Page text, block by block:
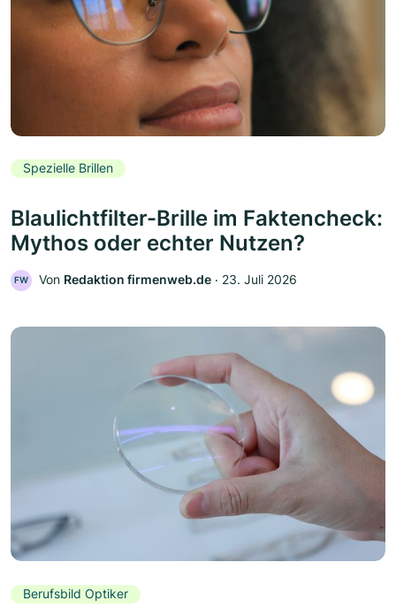
Spezielle Brillen
Blaulichtfilter-Brille im Faktencheck:
Mythos oder echter Nutzen?
FW Von Redaktion firmenweb.de ‧ 23. Juli 2026
Berufsbild Optiker